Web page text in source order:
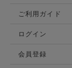
ご利用ガイド
ログイン
会員登録